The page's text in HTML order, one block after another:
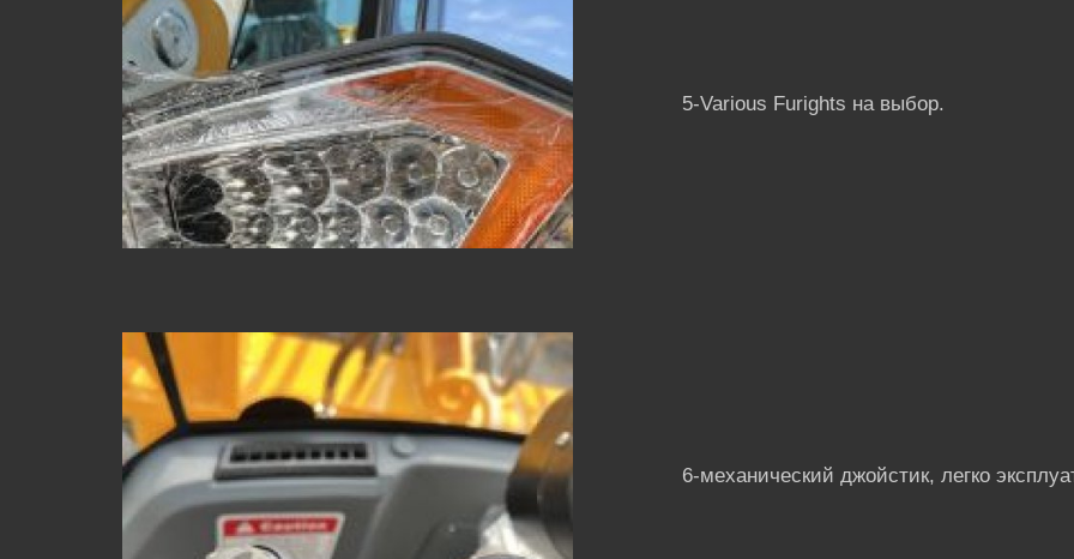
5-Various Furights на выбор.
6-механический джойстик, легко